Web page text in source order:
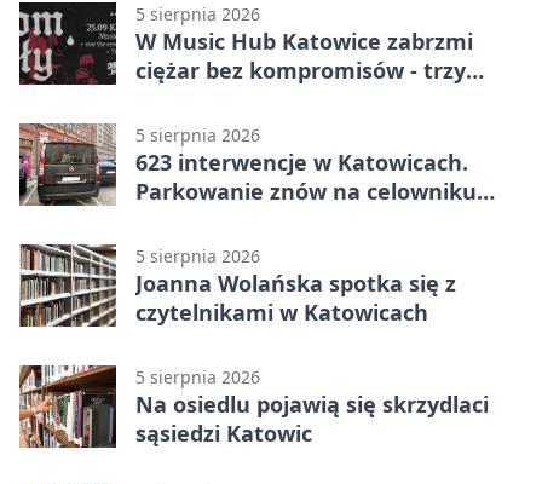
5 sierpnia 2026
W Music Hub Katowice zabrzmi
ciężar bez kompromisów - trzy
5 sierpnia 2026
623 interwencje w Katowicach.
Parkowanie znów na celowniku
5 sierpnia 2026
Joanna Wolańska spotka się z
czytelnikami w Katowicach
5 sierpnia 2026
Na osiedlu pojawią się skrzydlaci
sąsiedzi Katowic